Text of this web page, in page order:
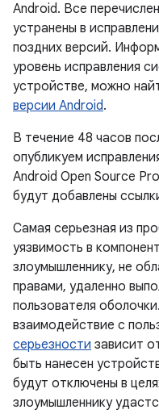
Android. Все
устранены в
поздних версий.
уровень исправления
устройстве, можно
версии Android.
В течение 48 часов
опубликуем
Android Open Source
будут добавлены
Самая серьезная из
уязвимость в
злоумышленнику, не
правами, удаленно
пользователя
взаимодействие с
серьезности зависит
быть нанесен
будут отключены в
злоумышленнику